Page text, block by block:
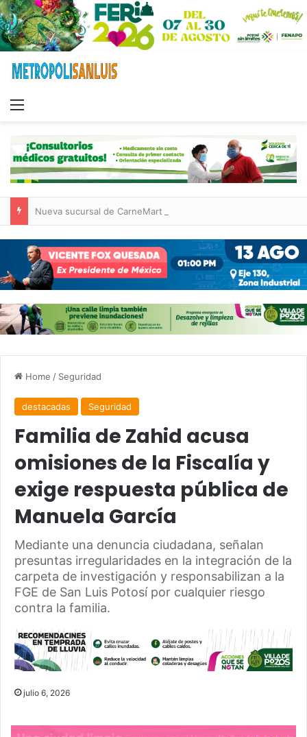
Home / Seguridad
destacadas Seguridad
Familia de Zahid acusa
omisiones de la Fiscalía y
exige respuesta pública de
Manuela García
Mediante una denuncia ciudadana, señalan
presuntas irregularidades en la integración de la
carpeta de investigación y responsabilizan a la
FGE de San Luis Potosí por cualquier riesgo
contra la familia.
julio 6, 2026